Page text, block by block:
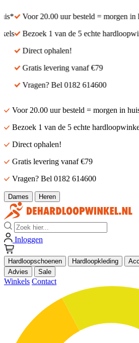
Voor 20.00 uur besteld = morgen in
Bezoek 1 van de 5 echte
Direct ophalen!
Gratis levering vanaf €79
Vragen? Bel 0182 614600
Voor 20.00 uur besteld = morgen in
Bezoek 1 van de 5 echte
Direct ophalen!
Gratis levering vanaf €79
Vragen? Bel 0182 614600
Dames Heren
Zoek
Inloggen
Hardloopschoenen Hardloopkleding
Advies
Sale
Winkels Contact